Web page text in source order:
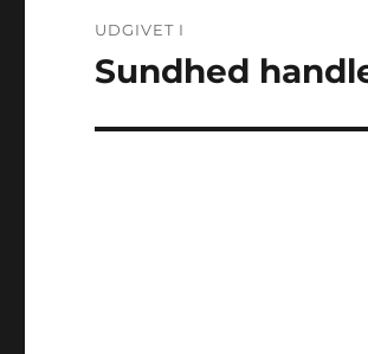
UDGIVET I
Sundhed